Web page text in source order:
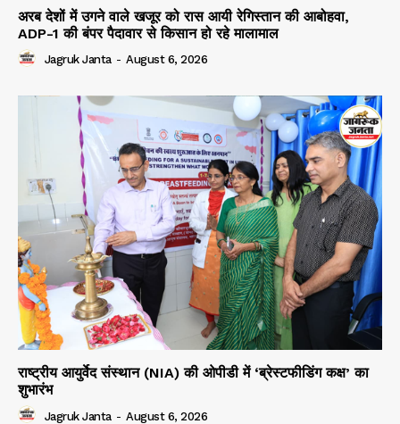
अरब देशों में उगने वाले खजूर को रास आयी रेगिस्तान की आबोहवा,
ADP-1 की बंपर पैदावार से किसान हो रहे मालामाल
Jagruk Janta - August 6, 2026
राष्ट्रीय आयुर्वेद संस्थान (NIA) की ओपीडी में ‘ब्रेस्टफीडिंग कक्ष’ का
शुभारंभ
Jagruk Janta - August 6, 2026